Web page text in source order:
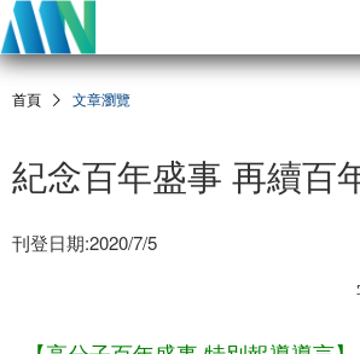
首頁 文章瀏覽
紀念百年盛事 再續百
刊登日期:2020/7/5